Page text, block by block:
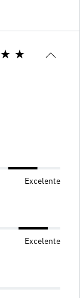
Excelente
Excelente